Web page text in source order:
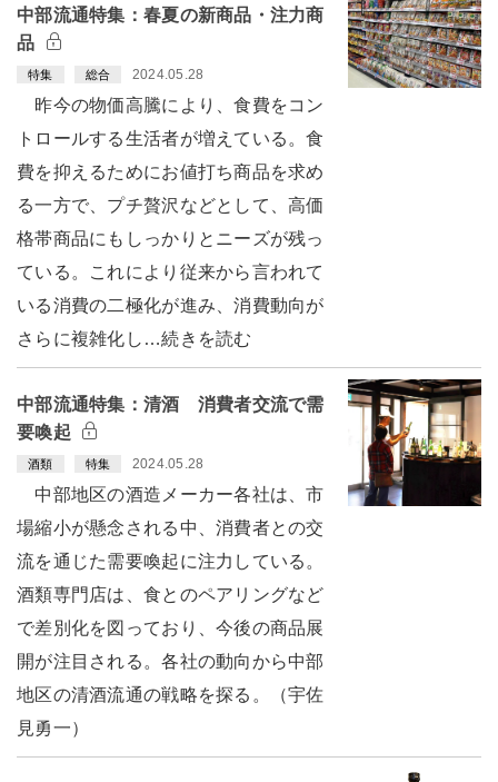
中部流通特集：春夏の新商品・注力商
品
特集 総合 2024.05.28
昨今の物価高騰により、食費をコン
トロールする生活者が増えている。食
費を抑えるためにお値打ち商品を求め
る一方で、プチ贅沢などとして、高価
格帯商品にもしっかりとニーズが残っ
ている。これにより従来から言われて
いる消費の二極化が進み、消費動向が
さらに複雑化し…続きを読む
中部流通特集：清酒 消費者交流で需
要喚起
酒類 特集 2024.05.28
中部地区の酒造メーカー各社は、市
場縮小が懸念される中、消費者との交
流を通じた需要喚起に注力している。
酒類専門店は、食とのペアリングなど
で差別化を図っており、今後の商品展
開が注目される。各社の動向から中部
地区の清酒流通の戦略を探る。（宇佐
見勇一）